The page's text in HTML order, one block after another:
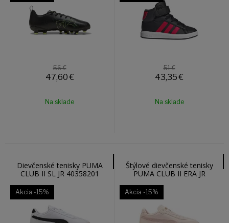
56 €
47,60€
Na sklade
51 €
43,35 €
Na sklade
Dievčenské tenisky PUMA
CLUB II SL JR 40358201
Akcia -15%
Štýlové dievčenské tenisky
PUMA CLUB II ERA JR
Akcia -15%